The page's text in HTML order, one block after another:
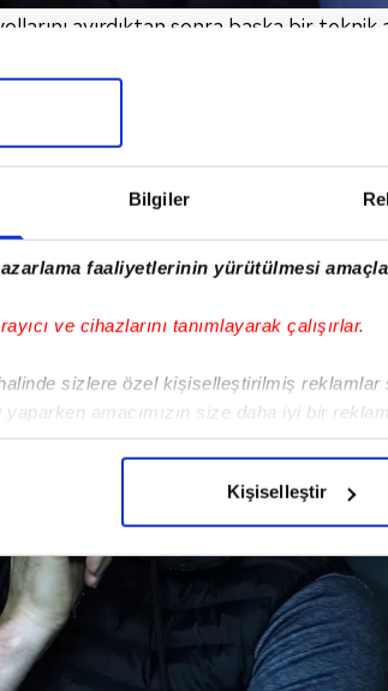
Bilgiler
faaliyetlerinin yürütülmesi
ve cihazlarını tanımlayarak çalışırlar.
sizlere özel kişiselleştirilmiş reklamlar
amacımızın size daha iyi bir
gelen çabayı gösterdiğimizi ve bu
bu çerezlere izin vermedikleri takdirde,
için İnternet Sitemizde kendimize
verileriniz işlenmekte olup gerekli olan
çerezler, sitemizin daha işlevsel
yapılması, amaçlarıyla sınırlı olarak açık
Kişiselleştir
ayırdıktan sonra başka bir teknik
ilk olarak teknik direktör sorununu